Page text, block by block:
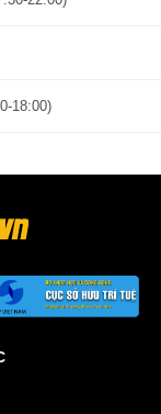
18:00)